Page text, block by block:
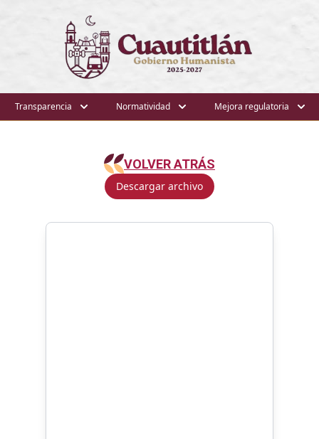
Transparencia Normatividad Mejora regulatoria
VOLVER ATRÁS
Descargar archivo